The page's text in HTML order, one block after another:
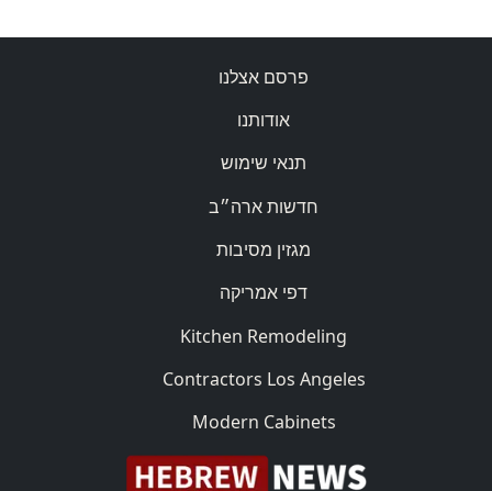
פרסם אצלנו
אודותנו
תנאי שימוש
חדשות ארה״ב
מגזין מסיבות
דפי אמריקה
Kitchen Remodeling
Contractors Los Angeles
Modern Cabinets